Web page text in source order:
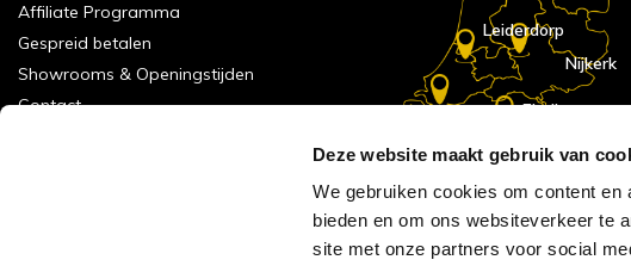
Deze website maakt gebruik van
We gebruiken cookies om content
bieden en om ons websiteverkeer te
site met onze partners voor social
Affiliate Programma
Gespreid betalen
Showrooms & Openingstijden
Contact
Eindhoven
Nijkerk
Leiderdorp